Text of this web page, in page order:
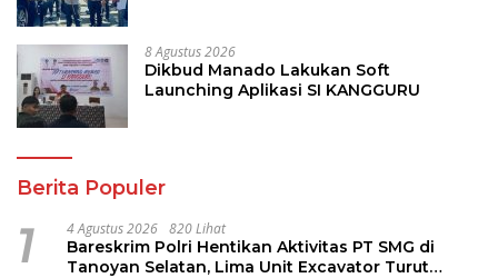
8 Agustus 2026
Dikbud Manado Lakukan Soft
Launching Aplikasi SI KANGGURU
Berita Populer
1 4 Agustus 2026 820 Lihat
Bareskrim Polri Hentikan Aktivitas PT SMG di
Tanoyan Selatan, Lima Unit Excavator Turut